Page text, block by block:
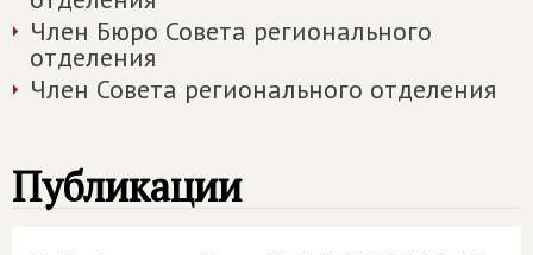
Член Бюро Совета регионального
отделения
Член Совета регионального отделения
Публикации